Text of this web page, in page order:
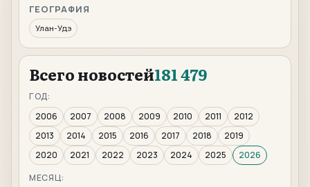
ГЕОГРАФИЯ
Улан-Удэ
Всего новостей181 479
ГОД:
2006
2007 2008 2009 2010 2011
2012
2013
2014 2015 2016 2017 2018
2019
2020
2021 2022 2023 2024 2025
2026
МЕСЯЦ: